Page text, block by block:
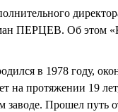
ПЕРЦЕВ. Об этом
в 1978 году,
на протяжении 19
заводе. Прошел путь